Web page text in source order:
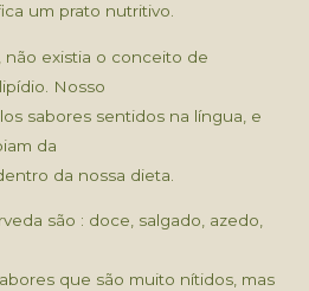
um prato nutritivo.
não existia o conceito de
Nosso
sabores sentidos na língua, e
da
da nossa dieta.
são : doce, salgado, azedo,
que são muito nítidos, mas